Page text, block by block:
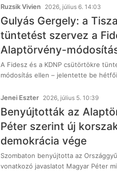
Ruzsik Vivien 2026, július 6. 14:03
Gulyás Gergely: a
tüntetést szervez a
Alaptörvény-
A Fidesz és a KDNP csütörtökre
módosítás ellen – jelentette be
Jenei Eszter 2026, július 5. 10:39
Benyújtották az
Péter szerint új
demokrácia vége
Szombaton benyújtotta az
vonatkozó javaslatot Magyar Péter